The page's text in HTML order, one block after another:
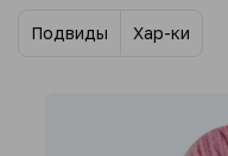
Подвиды Хар-ки